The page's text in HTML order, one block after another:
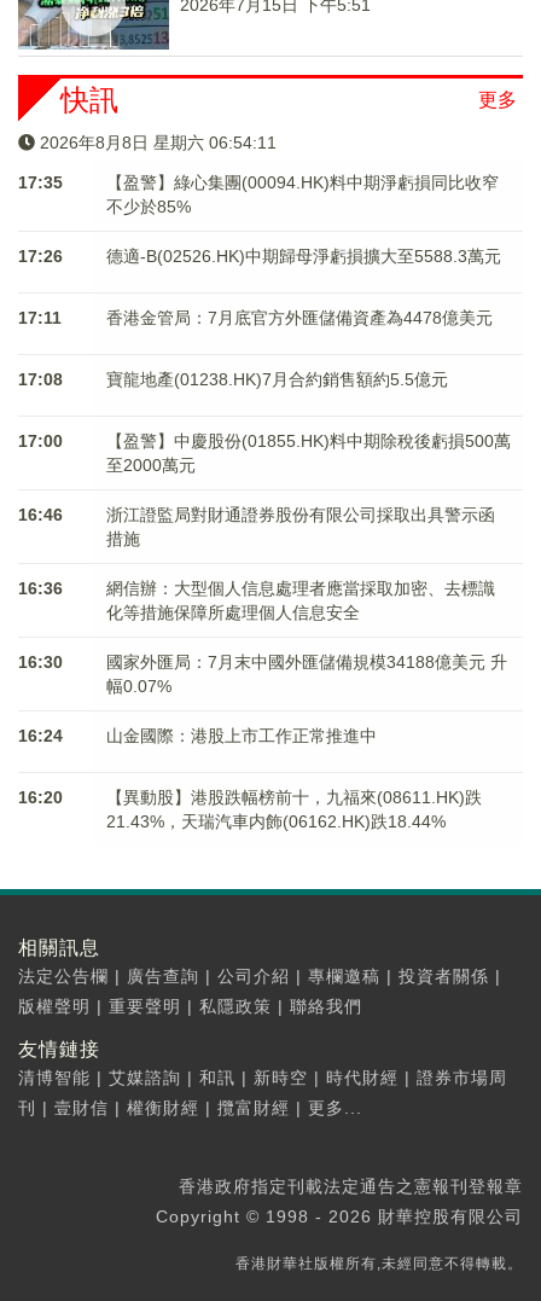
2026年7月15日 下午5:51
更多
快訊
2026年8月8日 星期六 06:54:12
17:35
【盈警】綠心集團(00094.HK)料中期淨虧損同比收窄
不少於85%
17:26 德適-B(02526.HK)中期歸母淨虧損擴大至5588.3萬元
17:11 香港金管局：7月底官方外匯儲備資產為4478億美元
17:08 寶龍地產(01238.HK)7月合約銷售額約5.5億元
17:00
【盈警】中慶股份(01855.HK)料中期除稅後虧損500萬
至2000萬元
16:46
浙江證監局對財通證券股份有限公司採取出具警示函
措施
16:36
網信辦：大型個人信息處理者應當採取加密、去標識
化等措施保障所處理個人信息安全
16:30
國家外匯局：7月末中國外匯儲備規模34188億美元 升
幅0.07%
16:24 山金國際：港股上市工作正常推進中
16:20
【異動股】港股跌幅榜前十，九福來(08611.HK)跌
21.43%，天瑞汽車内飾(06162.HK)跌18.44%
相關訊息
法定公告欄 | 廣告查詢 | 公司介紹 | 專欄邀稿 | 投資者關係 |
版權聲明 | 重要聲明 | 私隱政策 | 聯絡我們
友情鏈接
清博智能 | 艾媒諮詢 | 和訊 | 新時空 | 時代財經 | 證券市場周
刊
| 壹財信 | 權衡財經 | 攬富財經 | 更多...
香港政府指定刊載法定通告之憲報刊登報章
Copyright © 1998 - 2026 財華控股有限公司
香港財華社版權所有,未經同意不得轉載。